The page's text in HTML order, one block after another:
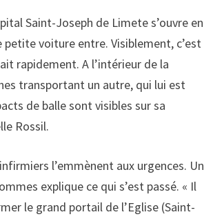
Saint-Joseph de Limete s’ouvre en
petite voiture entre. Visiblement, c’est
rapidement. A l’intérieur de la
transportant un autre, qui lui est
de balle sont visibles sur sa
Rossil.
l’emmènent aux urgences. Un
explique ce qui s’est passé. « Il
le grand portail de l’Eglise (Saint-